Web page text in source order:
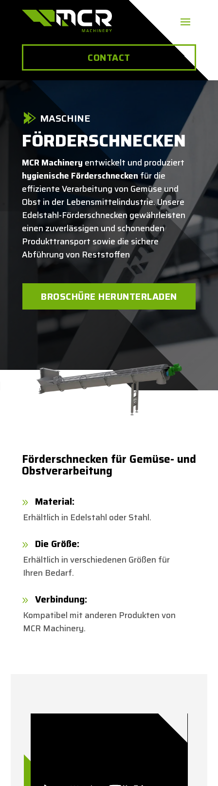
CONTACT
MASCHINE
FÖRDERSCHNECKEN
MCR Machinery entwickelt und produziert
hygienische Förderschneckenfür die
effiziente Verarbeitung von Gemüse und
Obst in der Lebensmittelindustrie. Unsere
Edelstahl-Förderschnecken gewährleisten
einen zuverlässigen und schonenden
Produkttransport sowie die sichere
Abführung von Reststoffen
BROSCHÜRE HERUNTERLADEN
Förderschnecken für Gemüse- und
Obstverarbeitung
9 Material:
Erhältlich in Edelstahl oder Stahl.
9 Die Größe:
Erhältlich in verschiedenen Größen für
Ihren Bedarf.
9 Verbindung:
Kompatibel mit anderen Produkten von
MCR Machinery.